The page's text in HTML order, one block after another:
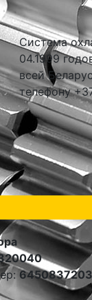
Система
04.1999
всей
телефону